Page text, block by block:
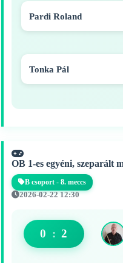
Pardi Roland
Tonka Pál
OB 1-es egyéni, szeparált
B csoport - 8. meccs
2026-02-22 12:30
0 : 2